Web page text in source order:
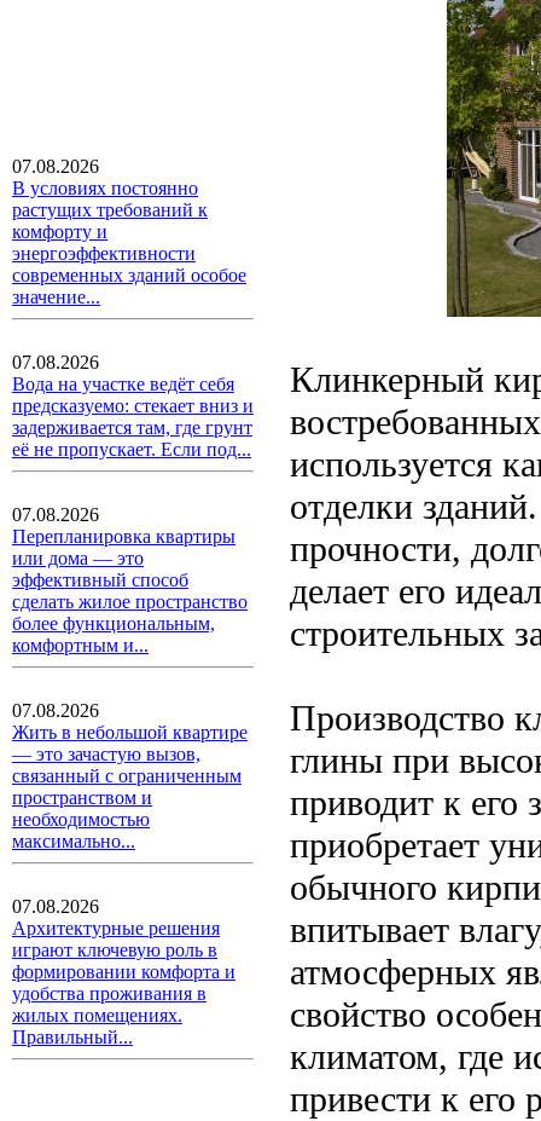
07.08.2026
В условиях постоянно
растущих требований к
комфорту и
энергоэффективности
современных зданий особое
значение...
07.08.2026
Вода на участке ведёт себя
предсказуемо: стекает вниз и
задерживается там, где грунт
её не пропускает. Если под...
07.08.2026
Перепланировка квартиры
или дома — это
эффективный способ
сделать жилое пространство
более функциональным,
комфортным и...
07.08.2026
Жить в небольшой квартире
— это зачастую вызов,
связанный с ограниченным
пространством и
необходимостью
максимально...
07.08.2026
Архитектурные решения
играют ключевую роль в
формировании комфорта и
удобства проживания в
жилых помещениях.
Правильный...
Клинкерный
используется
отделки
прочности,
делает его
строительных
Производство
глины при
приводит к его
приобретает
обычного
впитывает
атмосферных
свойство
климатом, где
привести к его